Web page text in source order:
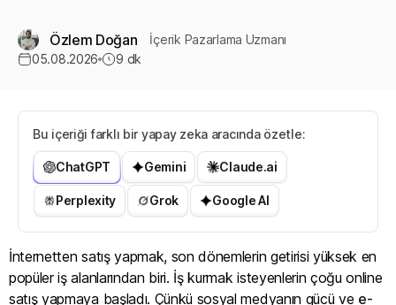
Özlem Doğan
İçerik Pazarlama Uzmanı
05.08.2026
9 dk
Bu içeriği farklı bir yapay zeka aracında özetle:
ChatGPT Gemini Claude.ai
Perplexity Grok Google AI
İnternetten satış yapmak, son dönemlerin getirisi yüksek en
popüler iş alanlarından biri. İş kurmak isteyenlerin çoğu online
satış yapmaya başladı. Çünkü sosyal medyanın gücü ve e-